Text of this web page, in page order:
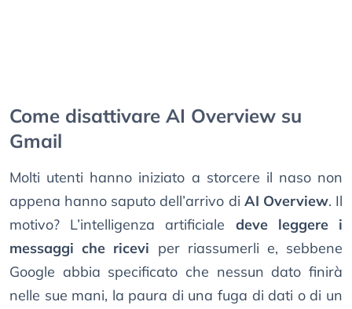
Come disattivare AI Overview su
Gmail
Molti utenti hanno iniziato a storcere il naso non
appena hanno saputo dell’arrivo di AI Overview. Il
motivo? L’intelligenza artificiale deve leggere i
messaggi che ricevi per riassumerli e, sebbene
Google abbia specificato che nessun dato finirà
nelle sue mani, la paura di una fuga di dati o di un